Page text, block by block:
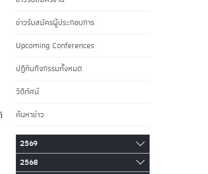
ข่าวรับสมัครผู้ประกอบการ
Upcoming Conferences
ปฏิทินกิจกรรมทั้งหมด
วิดีทัศน์
ค้นหาข่าว
2569
2568